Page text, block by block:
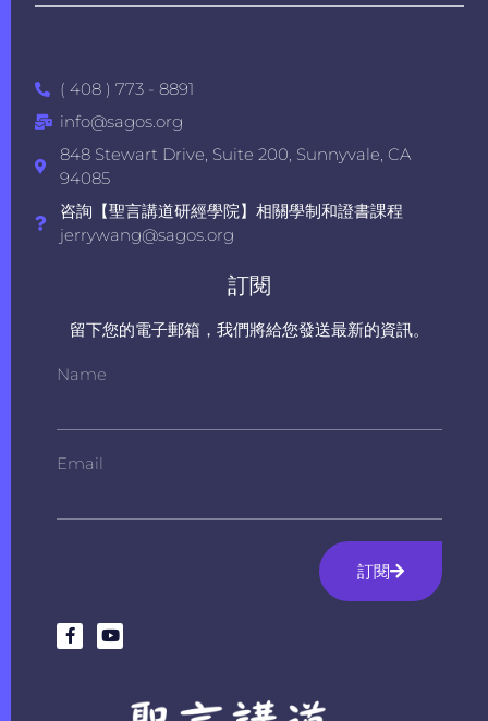
( 408 ) 773 - 8891
info@sagos.org
848 Stewart Drive, Suite 200, Sunnyvale, CA
94085
咨詢【聖言講道研經學院】相關學制和證書課程
jerrywang@sagos.org
訂閱
留下您的電子郵箱，我們將給您發送最新的資訊。
Name
Email
訂閱